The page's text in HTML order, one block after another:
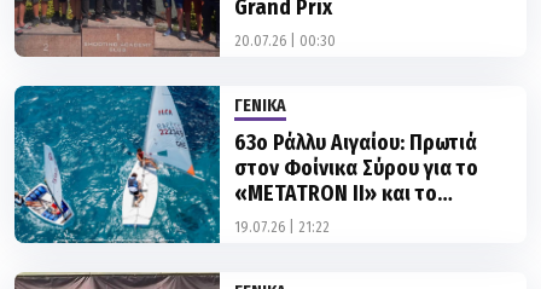
στον Φοίνικα Σύρου για το
«METATRON II» και το
«WATER GIPSY»
19.07.26 | 21:22